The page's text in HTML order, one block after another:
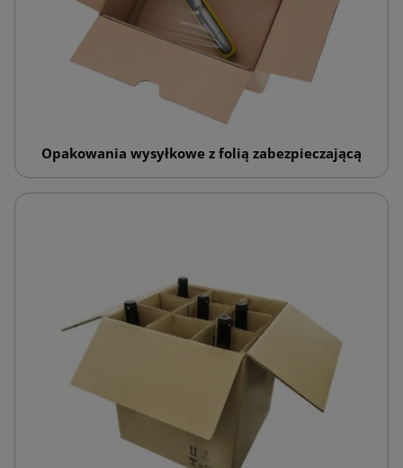
Opakowania wysyłkowe z folią zabezpieczającą